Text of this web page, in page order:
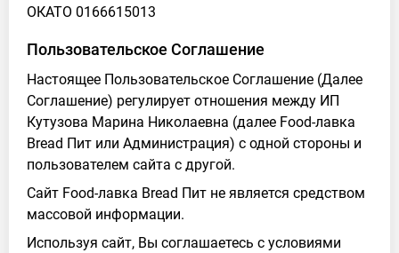
ОКАТО 0166615013
Пользовательское Соглашение
Настоящее Пользовательское Соглашение (Далее
Соглашение) регулирует отношения между ИП
Кутузова Марина Николаевна (далее Food-лавка
Bread Пит или Администрация) с одной стороны и
пользователем сайта с другой.
Сайт Food-лавка Bread Пит не является средством
массовой информации.
Используя сайт, Вы соглашаетесь с условиями